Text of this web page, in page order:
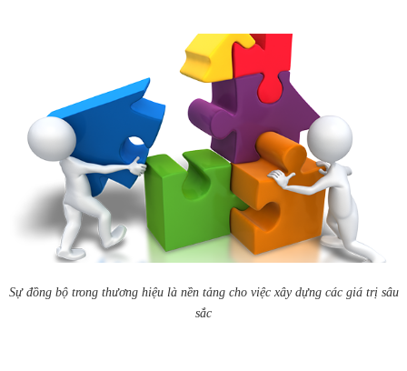
Sự đồng bộ trong thương hiệu là nền tảng cho việc xây dựng các giá trị sâu
sắc